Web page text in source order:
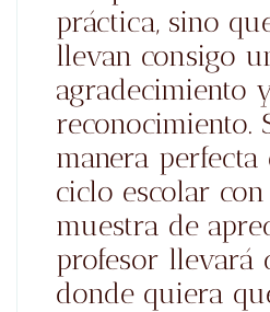
práctica, sino
llevan consigo
agradecimiento
reconocimiento.
manera
ciclo escolar
muestra de
profesor llevará
donde quiera